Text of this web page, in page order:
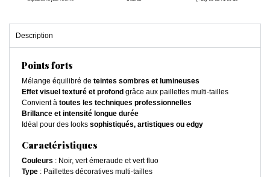
Description
Points forts
Mélange équilibré de teintes sombres et lumineuses
Effet visuel texturé et profond grâce aux paillettes multi-tailles
Convient à toutes les techniques professionnelles
Brillance et intensité longue durée
Idéal pour des looks sophistiqués, artistiques ou edgy
Caractéristiques
Couleurs : Noir, vert émeraude et vert fluo
Type : Paillettes décoratives multi-tailles